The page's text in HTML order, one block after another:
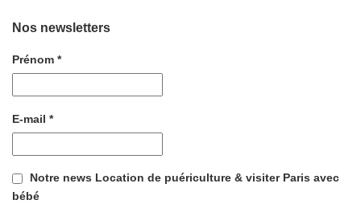
Nos newsletters
Prénom *
E-mail *
Notre news Location de puériculture & visiter Paris avec
bébé